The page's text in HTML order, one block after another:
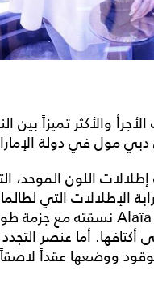
والأكثر تميزاً بين
مول في دولة
اللون الموحد،
الإطلالات التي
أما عنصر